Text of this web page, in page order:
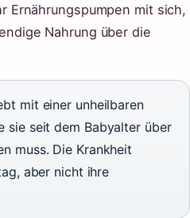
Ernährungspumpen mit sich,
Nahrung über die
mit einer unheilbaren
sie seit dem Babyalter über
muss. Die Krankheit
aber nicht ihre